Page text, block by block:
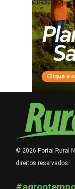
© 2026 Portal Rural
direitos reservados.